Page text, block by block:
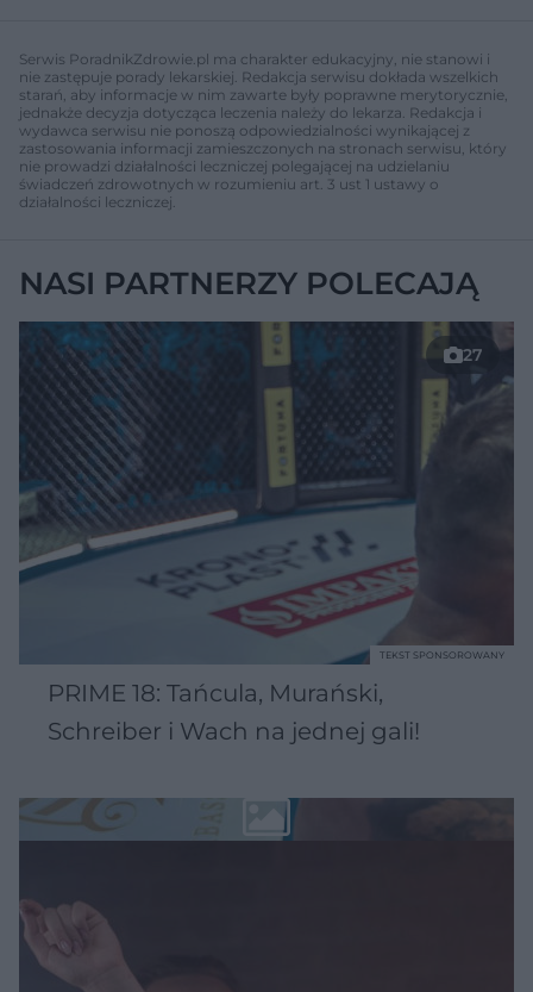
Serwis PoradnikZdrowie.pl ma charakter edukacyjny, nie stanowi i
nie zastępuje porady lekarskiej. Redakcja serwisu dokłada wszelkich
starań, aby informacje w nim zawarte były poprawne merytorycznie,
jednakże decyzja dotycząca leczenia należy do lekarza. Redakcja i
wydawca serwisu nie ponoszą odpowiedzialności wynikającej z
zastosowania informacji zamieszczonych na stronach serwisu, który
nie prowadzi działalności leczniczej polegającej na udzielaniu
świadczeń zdrowotnych w rozumieniu art. 3 ust 1 ustawy o
działalności leczniczej.
NASI PARTNERZY POLECAJĄ
27
PRIME 18: Tańcula, Murański,
Schreiber i Wach na jednej gali!
TEKST SPONSOROWANY